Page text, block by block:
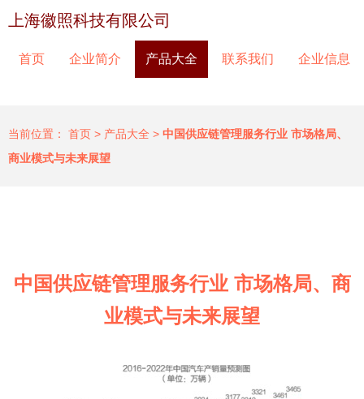
上海徽照科技有限公司
首页 企业简介 产品大全 联系我们 企业信息
当前位置： 首页 > 产品大全 > 中国供应链管理服务行业 市场格局、
商业模式与未来展望
中国供应链管理服务行业 市场格局、商
业模式与未来展望